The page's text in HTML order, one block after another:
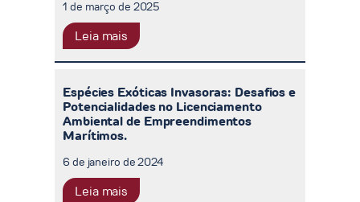
1 de março de 2025
Leia mais
Espécies Exóticas Invasoras: Desafios e
Potencialidades no Licenciamento
Ambiental de Empreendimentos
Marítimos.
6 de janeiro de 2024
Leia mais